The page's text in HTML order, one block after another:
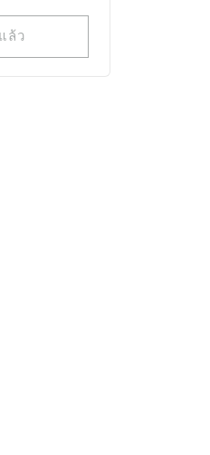
ล้ว